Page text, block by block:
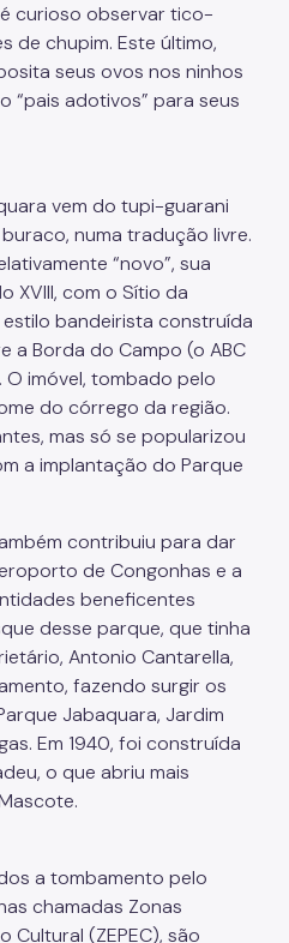
curioso observar tico-
de chupim. Este último,
seus ovos nos ninhos
“pais adotivos” para seus
vem do tupi-guarani
buraco, numa tradução livre.
“novo”, sua
XVIII, com o Sítio da
bandeirista construída
a Borda do Campo (o ABC
imóvel, tombado pelo
do córrego da região.
mas só se popularizou
a implantação do Parque
contribuiu para dar
de Congonhas e a
beneficentes
desse parque, que tinha
Antonio Cantarella,
fazendo surgir os
Jabaquara, Jardim
Em 1940, foi construída
o que abriu mais
a tombamento pelo
chamadas Zonas
Cultural (ZEPEC), são